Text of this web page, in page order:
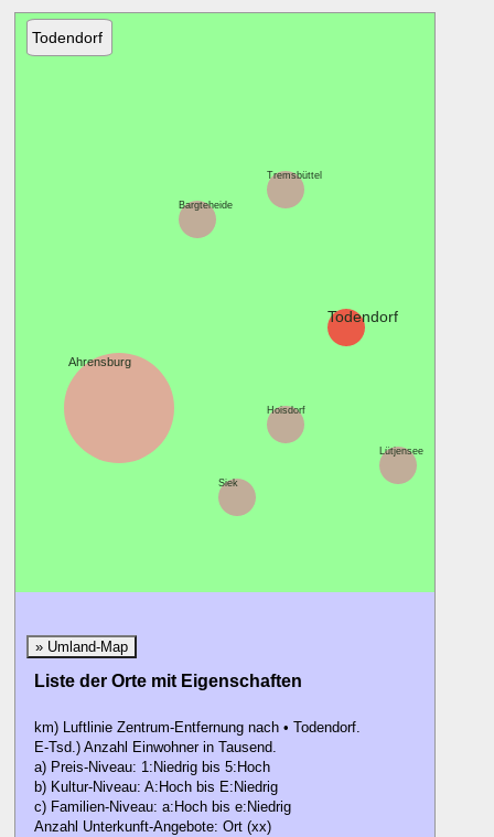
Todendorf
Todendorf
Tremsbüttel
Siek
Hoisdorf
Lütjensee
Bargteheide
Ahrensburg
» Umland-Map
Liste der Orte mit Eigenschaften
km) Luftlinie Zentrum-Entfernung nach • Todendorf.
E-Tsd.) Anzahl Einwohner in Tausend.
a) Preis-Niveau: 1:Niedrig bis 5:Hoch
b) Kultur-Niveau: A:Hoch bis E:Niedrig
c) Familien-Niveau: a:Hoch bis e:Niedrig
Anzahl Unterkunft-Angebote: Ort (xx)